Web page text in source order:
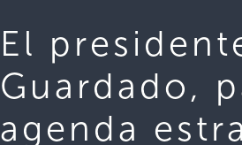
El
Guardado,
agenda